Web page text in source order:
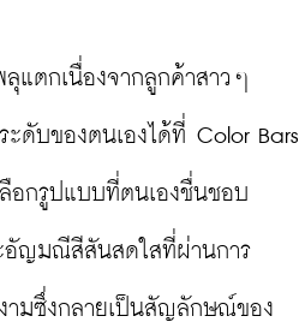
ลุแตกเนื่องจากลูกค้าสาวๆ
ะดับของตนเองได้ที่ Color Bars
อกรูปแบบที่ตนเองชื่นชอบ
อัญมณีสีสันสดใสที่ผ่านการ
ามซึ่งกลายเป็นสัญลักษณ์ของ